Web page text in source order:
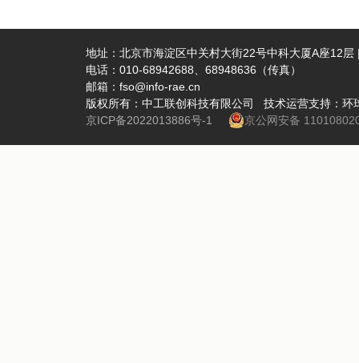
地址：北京市海淀区中关村大街22号中科大厦A座12层
电话：010-68942688、68948636（传真）
邮箱：fso@info-rae.cn
版权所有：中工联创科技有限公司 技术运营支持：
京ICP备2022013886号-1
京公网安备